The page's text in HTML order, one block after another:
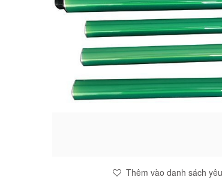
Thêm vào danh sách